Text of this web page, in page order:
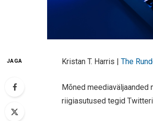
JAGA Kristan T. Harris |The
Mõned meediaväljaanded
riigiasutused tegid